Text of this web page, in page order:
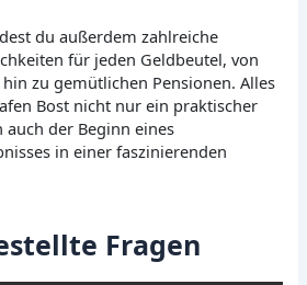
du außerdem zahlreiche
für jeden Geldbeutel, von
zu gemütlichen Pensionen. Alles
Bost nicht nur ein praktischer
der Beginn eines
in einer faszinierenden
Fragen